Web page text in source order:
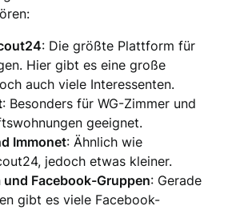
: Die größte Plattform für
Hier gibt es eine große
auch viele Interessenten.
: Besonders für WG-Zimmer und
geeignet.
Immonet: Ähnlich wie
jedoch etwas kleiner.
und Facebook-Gruppen: Gerade
gibt es viele Facebook-